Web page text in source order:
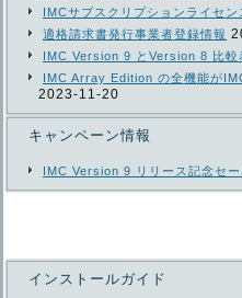
IMCサブスクリプションライセン
適格請求書発行事業者登録情報
IMC Version 9 とVersion 8 比較
IMC Array Edition の全機能が
2023-11-20
キャンペーン情報
IMC Version 9 リリース記念セ
インストールガイド